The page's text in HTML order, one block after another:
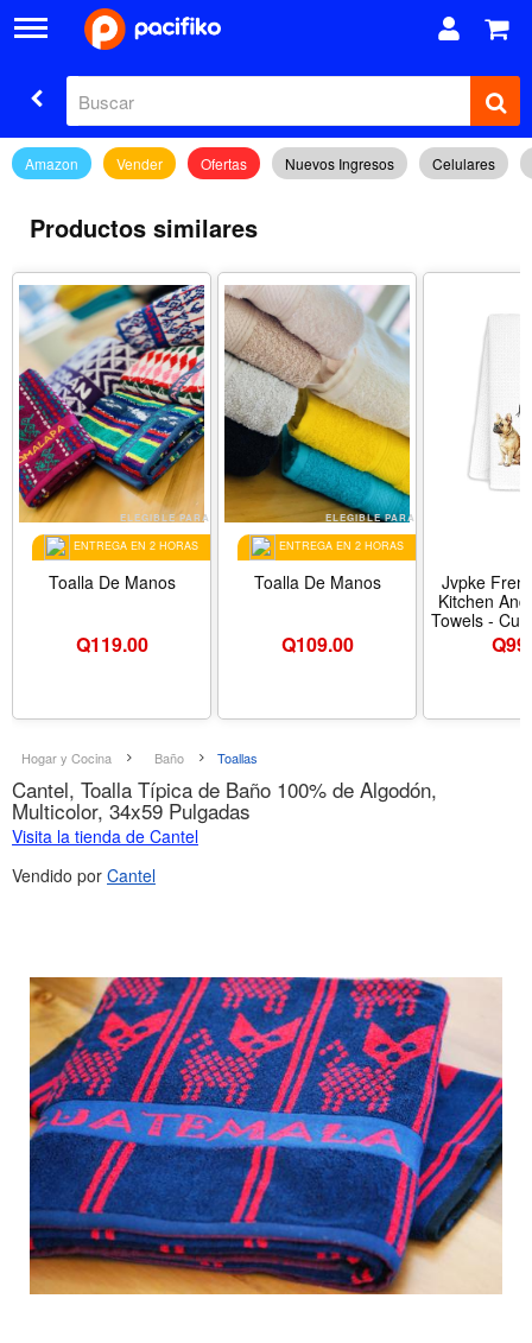
Amazon Vender Ofertas Nuevos Ingresos Celulares
Productos similares
ELEGIBLE PARA
ENTREGA EN 2 HORAS
Toalla De Manos
Q119.00
ELEGIBLE PARA
ENTREGA EN 2 HORAS
Toalla De Manos
Q109.00
Jvpke
Kitchen
Towels -
For
Lovers,
Q
Hogar y Cocina Baño Toallas
Cantel, Toalla Típica de Baño 100% de Algodón,
Multicolor, 34x59 Pulgadas
Visita la tienda de Cantel
Vendido por Cantel